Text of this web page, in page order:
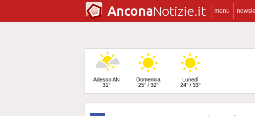
AnconaNotizie.it menu
Adesso AN
31°
Domenica
25° / 32°
Lunedì
24° / 33°